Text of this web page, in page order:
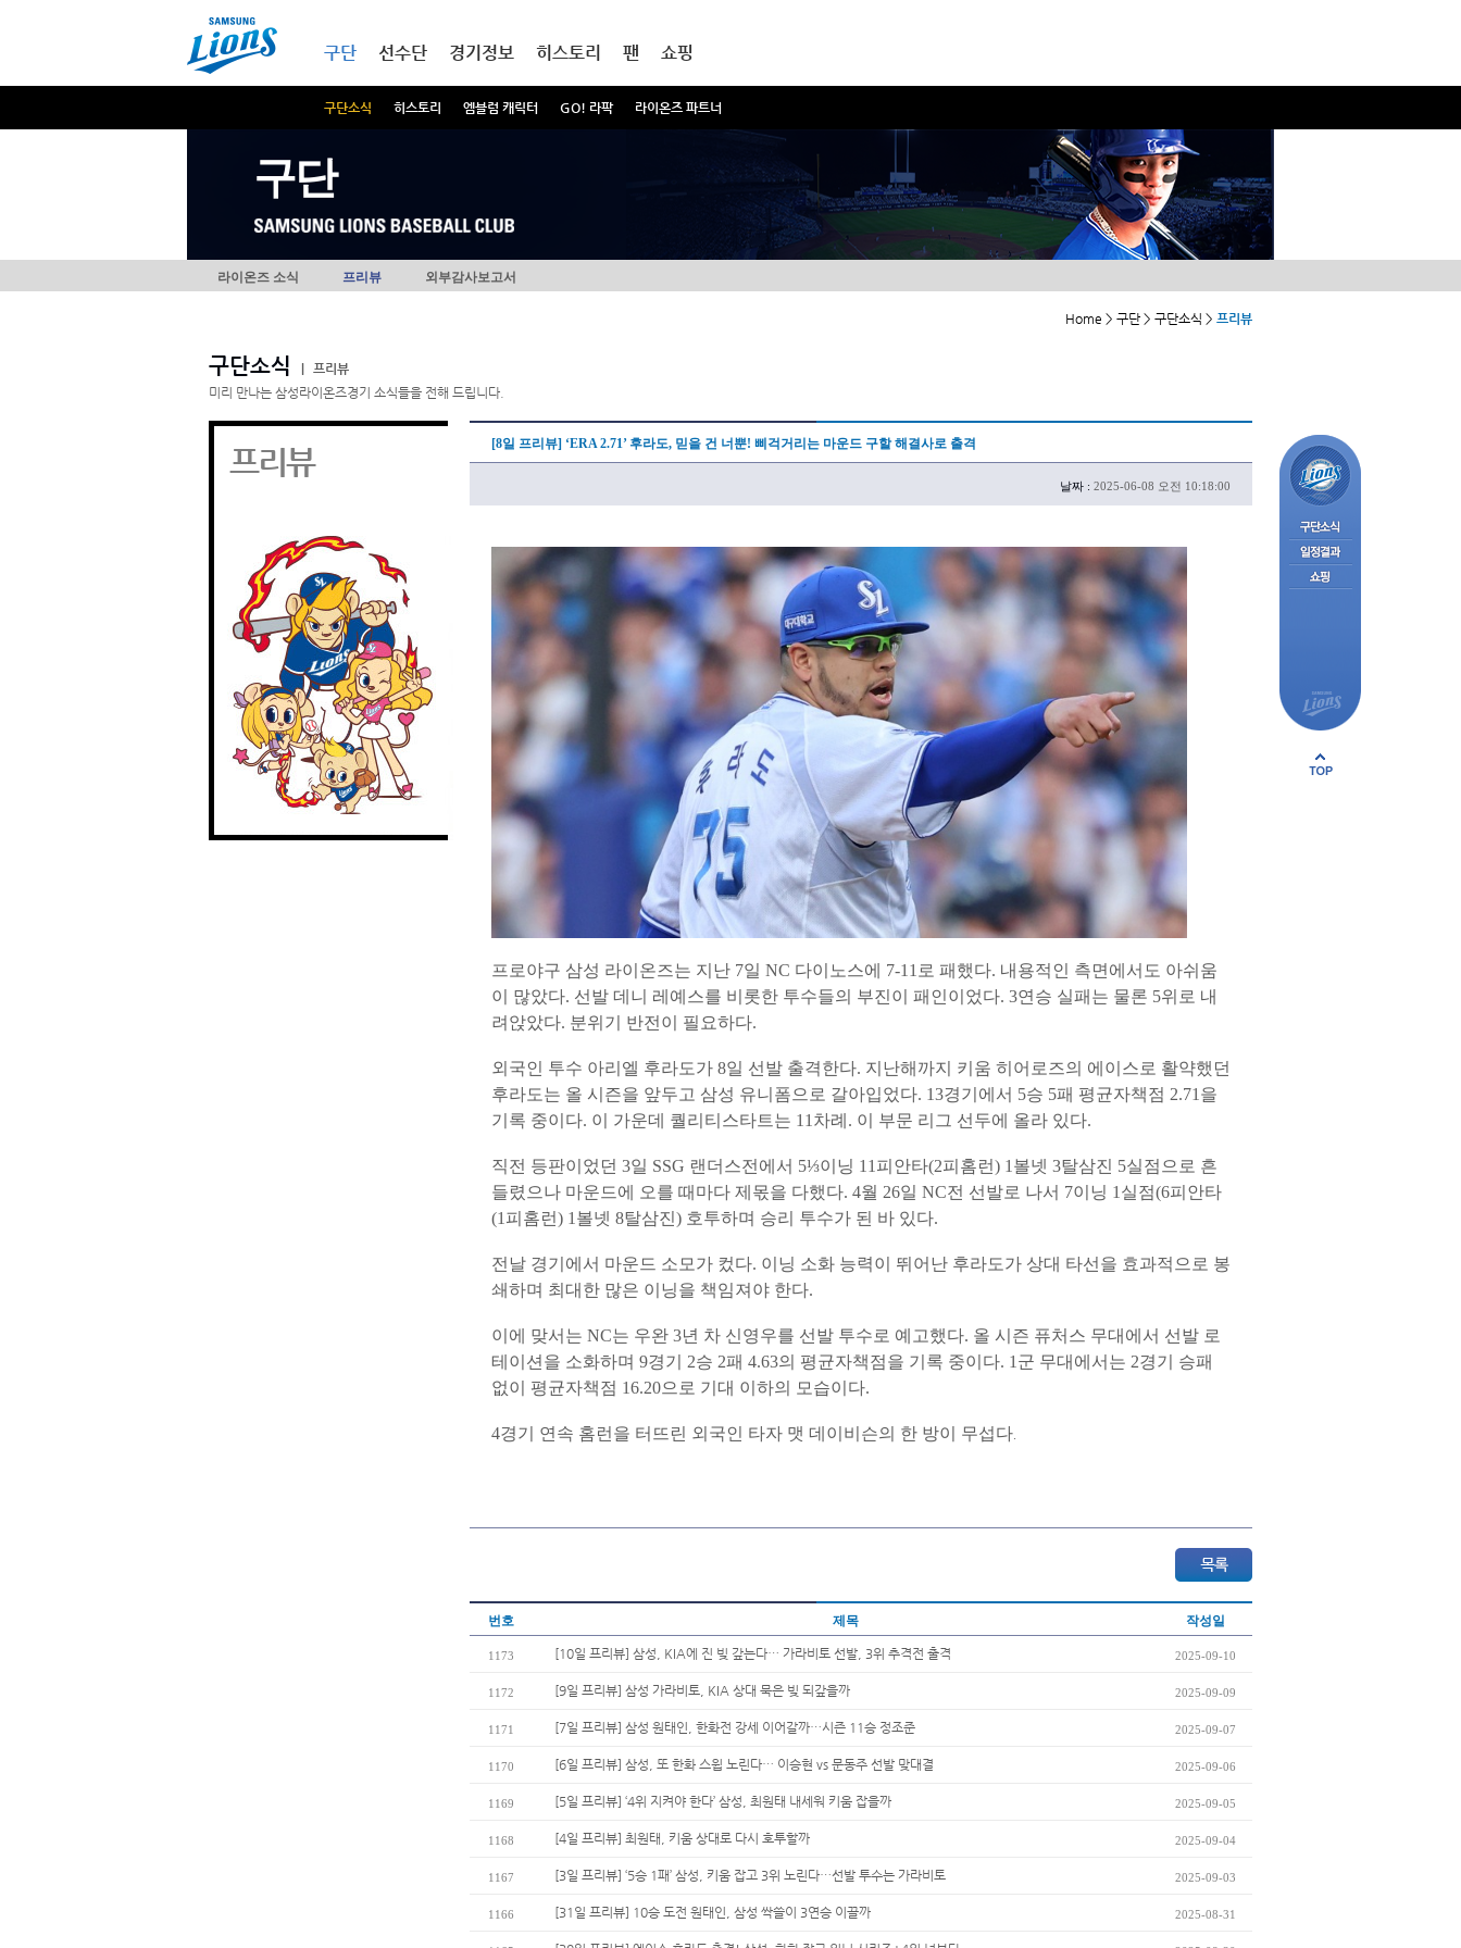
구단
구단소식 히스토리 엠블럼 캐릭터 GO! 라팍 라이온즈 파트너
선수단 경기정보 히스토리 팬 쇼핑
구단
라이온즈 소식 프리뷰 외부감사보고서
Home > 구단 > 구단소식 > 프리뷰
구단소식
프리뷰
미리 만나는 삼성라이온즈경기 소식들을 전해 드립니다.
프리뷰 [8일 프리뷰] ‘ERA 2.71’ 후라도, 믿을 건 너뿐! 삐걱거리는 마운드 구할 해결사로 출격
날짜 : 2025-06-08 오전 10:18:00
프로야구 삼성 라이온즈는 지난 7일 NC 다이노스에 7-11로 패했다. 내용적인 측면에서도 아쉬움
이 많았다. 선발 데니 레예스를 비롯한 투수들의 부진이 패인이었다. 3연승 실패는 물론 5위로 내
려앉았다. 분위기 반전이 필요하다.
외국인 투수 아리엘 후라도가 8일 선발 출격한다. 지난해까지 키움 히어로즈의 에이스로 활약했던
후라도는 올 시즌을 앞두고 삼성 유니폼으로 갈아입었다. 13경기에서 5승 5패 평균자책점 2.71을
기록 중이다. 이 가운데 퀄리티스타트는 11차례. 이 부문 리그 선두에 올라 있다.
직전 등판이었던 3일 SSG 랜더스전에서 5⅓이닝 11피안타(2피홈런) 1볼넷 3탈삼진 5실점으로 흔
들렸으나 마운드에 오를 때마다 제몫을 다했다. 4월 26일 NC전 선발로 나서 7이닝 1실점(6피안타
(1피홈런) 1볼넷 8탈삼진) 호투하며 승리 투수가 된 바 있다.
전날 경기에서 마운드 소모가 컸다. 이닝 소화 능력이 뛰어난 후라도가 상대 타선을 효과적으로 봉
쇄하며 최대한 많은 이닝을 책임져야 한다.
이에 맞서는 NC는 우완 3년 차 신영우를 선발 투수로 예고했다. 올 시즌 퓨처스 무대에서 선발 로
테이션을 소화하며 9경기 2승 2패 4.63의 평균자책점을 기록 중이다. 1군 무대에서는 2경기 승패
없이 평균자책점 16.20으로 기대 이하의 모습이다.
4경기 연속 홈런을 터뜨린 외국인 타자 맷 데이비슨의 한 방이 무섭다.
번호 제목 작성일
1173 [10일 프리뷰] 삼성, KIA에 진 빚 갚는다… 가라비토 선발, 3위 추격전 출격 2025-09-10
1172 [9일 프리뷰] 삼성 가라비토, KIA 상대 묵은 빚 되갚을까 2025-09-09
1171 [7일 프리뷰] 삼성 원태인, 한화전 강세 이어갈까…시즌 11승 정조준 2025-09-07
1170 [6일 프리뷰] 삼성, 또 한화 스윕 노린다… 이승현 vs 문동주 선발 맞대결 2025-09-06
1169 [5일 프리뷰] ‘4위 지켜야 한다’ 삼성, 최원태 내세워 키움 잡을까 2025-09-05
1168 [4일 프리뷰] 최원태, 키움 상대로 다시 호투할까 2025-09-04
1167 [3일 프리뷰] ‘5승 1패’ 삼성, 키움 잡고 3위 노린다…선발 투수는 가라비토 2025-09-03
1166 [31일 프리뷰] 10승 도전 원태인, 삼성 싹쓸이 3연승 이끌까 2025-08-31